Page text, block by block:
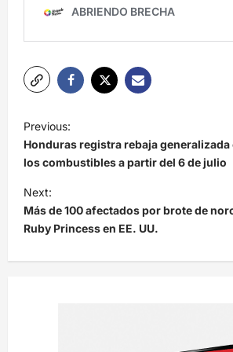
N
a
v
e
g
a
c
Previous:
Honduras registra rebaja
los combustibles a partir del 6 de julio
Next:
Más de 100 afectados por brote de
Ruby Princess en EE. UU.